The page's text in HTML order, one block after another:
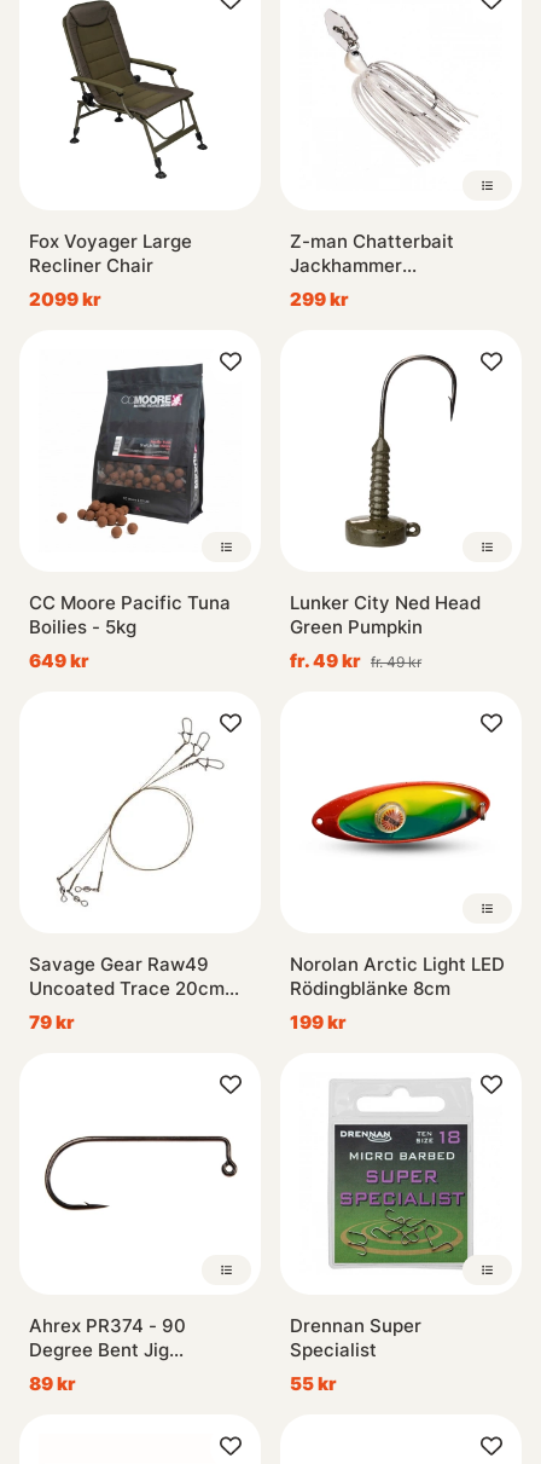
Fox Voyager Large
Recliner Chair
2099 kr
Z-man Chatterbait
Jackhammer
Stealthblade
299 kr
CC Moore Pacific Tuna
Boilies - 5kg
649 kr
Lunker City Ned Head
Green Pumpkin
fr. 49 kr fr. 49 kr
Savage Gear Raw49
Uncoated Trace 20cm
0.27mm 7kg
Swivel/Needle Snap 3
79 kr
Norolan Arctic Light LED
Rödingblänke 8cm
199 kr
Ahrex PR374 - 90
Degree Bent Jig
Streamer
89 kr
Drennan Super
Specialist
55 kr